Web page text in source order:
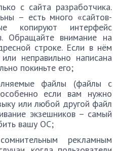
с сайта разработчика.
– есть много «сайтов-
копируют интерфейс
Обращайте внимание на
строке. Если в нём
неправильно написана
покиньте его;
файлы (файлы с
если вам нужно
или любой другой файл
экзешников – самый
вашу ОС;
рекламным